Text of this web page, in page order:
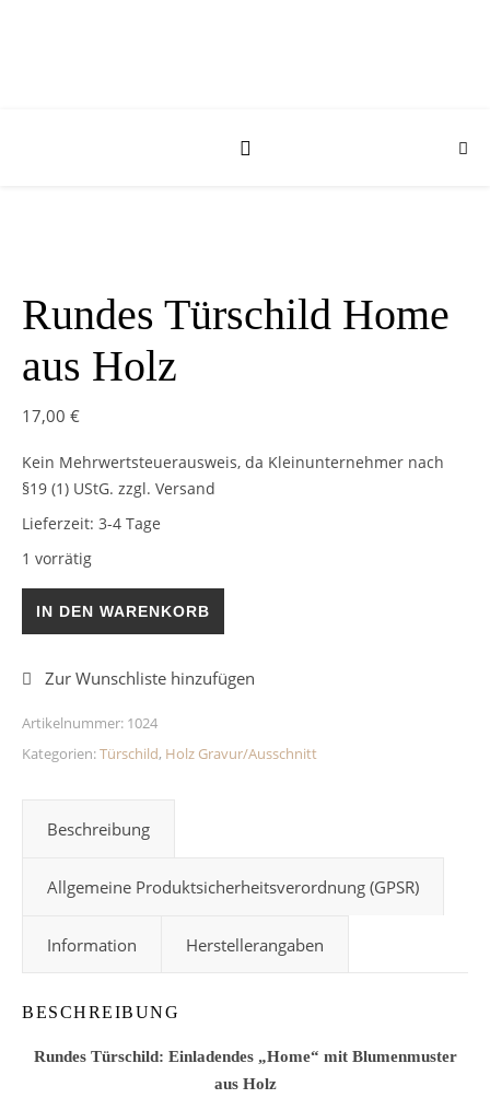
Rundes Türschild Home
aus Holz
17,00 €
Kein Mehrwertsteuerausweis, da Kleinunternehmer nach
§19 (1) UStG. zzgl. Versand
Lieferzeit: 3-4 Tage
1 vorrätig
Rundes Türschild Home aus Holz Menge
IN DEN WARENKORB
Artikelnummer: 1024
Kategorien:Türschild, Holz Gravur/Ausschnitt
Beschreibung
Allgemeine Produktsicherheitsverordnung (GPSR)
Information Herstellerangaben
BESCHREIBUNG
Rundes Türschild: Einladendes „Home“ mit Blumenmuster
aus Holz